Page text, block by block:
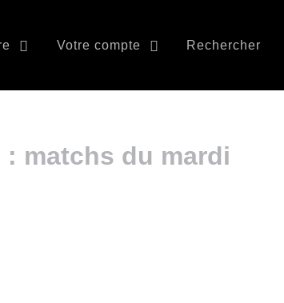
Votre compte Rechercher
: matchs du mardi